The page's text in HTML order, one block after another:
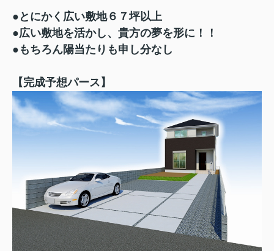
●とにかく広い敷地６７坪以上
●広い敷地を活かし、貴方の夢を形に！！
●もちろん陽当たりも申し分なし
【完成予想パース】